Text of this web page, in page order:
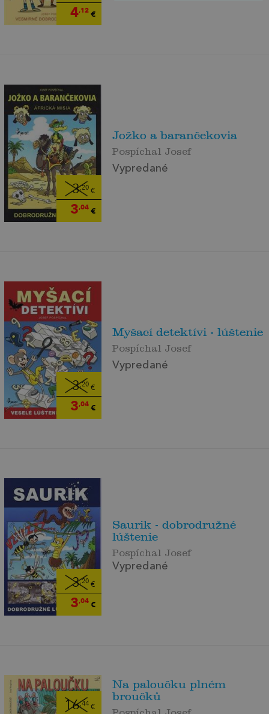
4,12€
3,20€
3,04€
Jožko a barančekovia
Pospíchal Josef
Vypredané
3,20€
3,04€
Myšací detektívi - lúštenie
Pospíchal Josef
Vypredané
3,20€
3,04€
Saurik - dobrodružné
lúštenie
Pospíchal Josef
Vypredané
16,44€
Na paloučku plném
broučků
Pospíchal Josef